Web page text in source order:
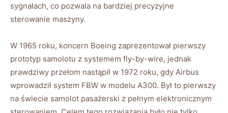
‍sygnałach, co pozwala na bardziej ⁢precyzyjne
sterowanie maszyny.
W 1965 roku, koncern Boeing zaprezentował pierwszy
prototyp samolotu z systemem fly-by-wire, jednak
prawdziwy przełom ‌nastąpił w 1972 roku, gdy Airbus
wprowadził ‌system FBW w modelu ⁢A300. Był‌ to pierwszy
na świecie ⁣samolot pasażerski z pełnym‌ elektronicznym